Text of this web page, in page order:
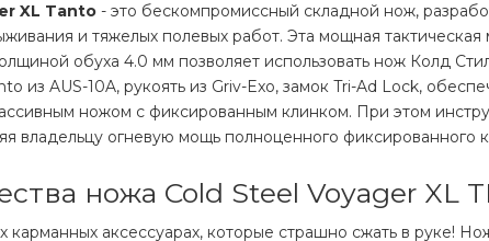
XL Tanto - это бескомпромиссный складной нож,
и тяжелых полевых работ. Эта мощная
обуха 4.0 мм позволяет использовать нож Колд
из AUS-10A, рукоять из Griv-Exо, замок Tri-Ad Lock,
ножом с фиксированным клинком. При этом
владельцу огневую мощь полноценного фиксированного
ножа Cold Steel Voyager XL
карманных аксессуарах, которые страшно сжать в руке!